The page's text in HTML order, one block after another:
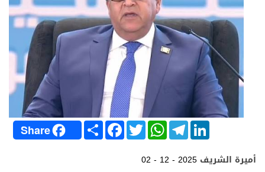
Share S
h
a
F
a
c
T
w
i
t
t
W
h
a
t
s
T
e
l
e
g
L
i
n
k
e
02 - 12 - 2025 أميرة الشريف